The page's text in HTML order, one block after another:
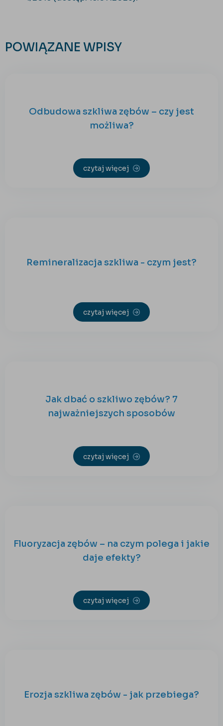
POWIĄZANE WPISY
Odbudowa szkliwa zębów – czy jest
możliwa?
czytaj więcej
Remineralizacja szkliwa - czym jest?
czytaj więcej
Jak dbać o szkliwo zębów? 7
najważniejszych sposobów
czytaj więcej
Fluoryzacja zębów – na czym polega i jakie
daje efekty?
czytaj więcej
Erozja szkliwa zębów - jak przebiega?